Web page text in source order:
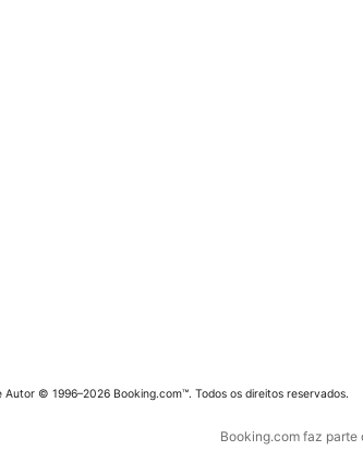
Autor © 1996–2026 Booking.com™. Todos os direitos reservados.
Booking.com faz parte